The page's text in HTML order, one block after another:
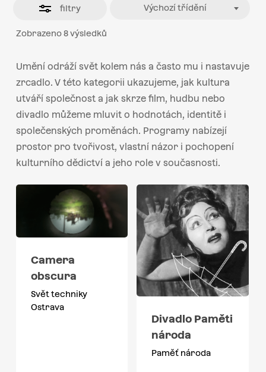
filtry
Zobrazeno 8 výsledků
Výchozí třídění
Umění odráží svět kolem nás a často mu i nastavuje
zrcadlo. V této kategorii ukazujeme, jak kultura
utváří společnost a jak skrze film, hudbu nebo
divadlo můžeme mluvit o hodnotách, identitě i
společenských proměnách. Programy nabízejí
prostor pro tvořivost, vlastní názor i pochopení
kulturního dědictví a jeho role v současnosti.
Camera
obscura
Svět techniky
Ostrava
Divadlo Paměti
národa
Paměť národa